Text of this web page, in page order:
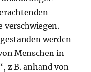
verschwiegen.
werden
Menschen in
z.B. anhand von